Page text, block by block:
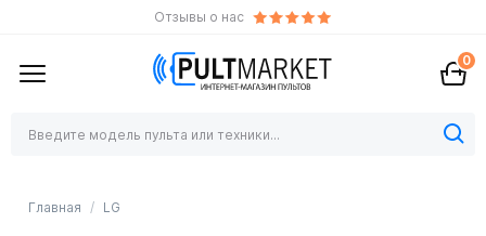
Отзывы о нас
0
Главная LG